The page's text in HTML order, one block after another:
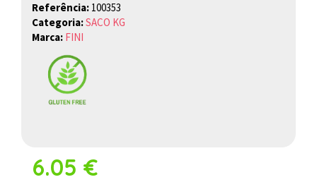
Referência: 100353
Categoria:SACO KG
Marca: FINI
6.05 €